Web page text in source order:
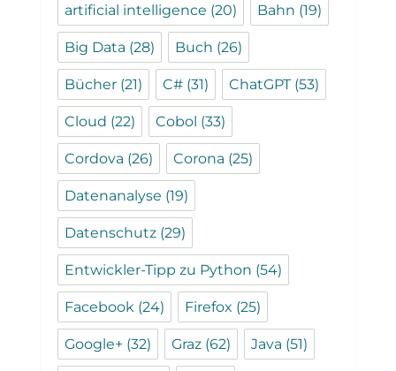
artificial intelligence (20) Bahn (19)
Big Data (28) Buch (26)
Bücher (21) C# (31) ChatGPT(53)
Cloud (22) Cobol (33)
Cordova (26) Corona (25)
Datenanalyse (19)
Datenschutz (29)
Entwickler-Tipp zu Python (54)
Facebook (24) Firefox (25)
Google+ (32) Graz (62) Java (51)